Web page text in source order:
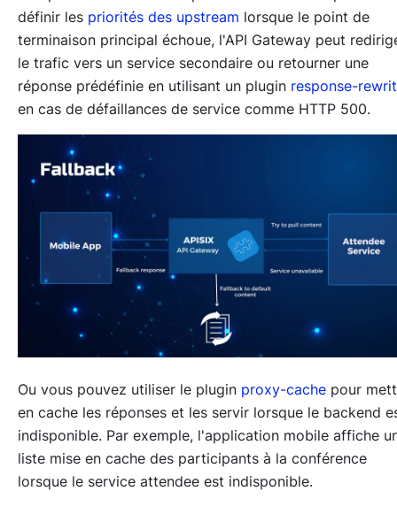
définir les priorités des upstream lorsque le point de
terminaison principal échoue, l'API Gateway peut
le trafic vers un service secondaire ou retourner une
réponse prédéfinie en utilisant un plugin response-
en cas de défaillances de service comme HTTP 500.
Ou vous pouvez utiliser le plugin proxy-cache pour
en cache les réponses et les servir lorsque le backend
indisponible. Par exemple, l'application mobile affiche
liste mise en cache des participants à la conférence
lorsque le service attendee est indisponible.